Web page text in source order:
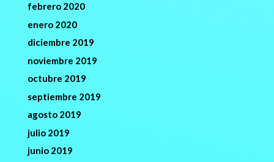
febrero 2020
enero 2020
diciembre 2019
noviembre 2019
octubre 2019
septiembre 2019
agosto 2019
julio 2019
junio 2019